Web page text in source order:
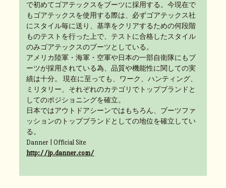
で初めてゴアテックスをブーツに採用する。今現在で
もゴアテックスを使用する際は、必ずゴアテックス社
にスタイル毎に送り、基準をクリアするための何段階
ものテストを行った上で、テストに合格したスタイル
のみゴアテックスのブーツとしている。
アメリカ陸軍・海軍・空軍や日本の一部自衛隊にもブ
ーツが採用されている為、品質や機能性に関しての実
績は十分。 現在に至っても、ワーク、ハンティング、
ミリタリー、それぞれのカテゴリでトップブランドと
してのポジショニングを確立。
日本ではアウトドアシーンではもちろん、ブーツファ
ッションのトップブランドとしての地位を確立してい
る。
Danner | Official Site
http://jp.danner.com/